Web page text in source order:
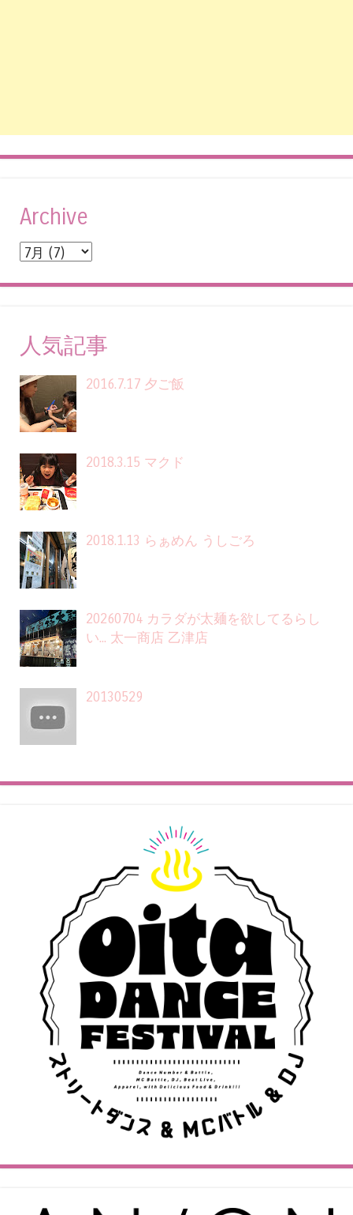
Archive
人気記事
2016.7.17 夕ご飯
2018.3.15 マクド
2018.1.13 らぁめん うしごろ
20260704 カラダが太麺を欲してるらし
い... 太一商店 乙津店
20130529